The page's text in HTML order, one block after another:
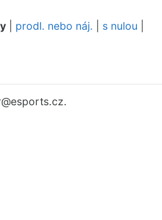
prodl. nebo náj. s nulou
@esports.cz.